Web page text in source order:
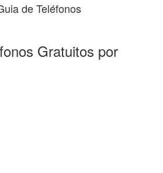
de Teléfonos
Gratuitos por